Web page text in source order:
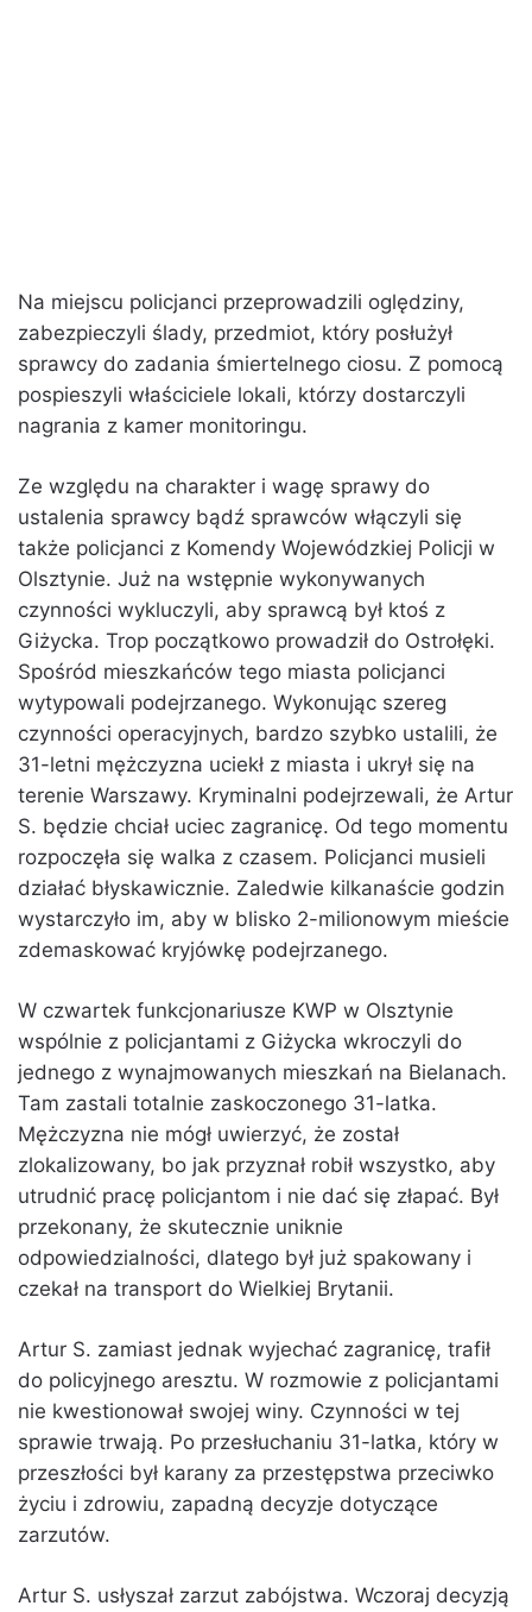
Na miejscu policjanci przeprowadzili oględziny,
zabezpieczyli ślady, przedmiot, który posłużył
sprawcy do zadania śmiertelnego ciosu. Z pomocą
pospieszyli właściciele lokali, którzy dostarczyli
nagrania z kamer monitoringu.
Ze względu na charakter i wagę sprawy do
ustalenia sprawcy bądź sprawców włączyli się
także policjanci z Komendy Wojewódzkiej Policji w
Olsztynie. Już na wstępnie wykonywanych
czynności wykluczyli, aby sprawcą był ktoś z
Giżycka. Trop początkowo prowadził do Ostrołęki.
Spośród mieszkańców tego miasta policjanci
wytypowali podejrzanego. Wykonując szereg
czynności operacyjnych, bardzo szybko ustalili, że
31-letni mężczyzna uciekł z miasta i ukrył się na
terenie Warszawy. Kryminalni podejrzewali, że Artur
S. będzie chciał uciec zagranicę. Od tego momentu
rozpoczęła się walka z czasem. Policjanci musieli
działać błyskawicznie. Zaledwie kilkanaście godzin
wystarczyło im, aby w blisko 2-milionowym mieście
zdemaskować kryjówkę podejrzanego.
W czwartek funkcjonariusze KWP w Olsztynie
wspólnie z policjantami z Giżycka wkroczyli do
jednego z wynajmowanych mieszkań na Bielanach.
Tam zastali totalnie zaskoczonego 31-latka.
Mężczyzna nie mógł uwierzyć, że został
zlokalizowany, bo jak przyznał robił wszystko, aby
utrudnić pracę policjantom i nie dać się złapać. Był
przekonany, że skutecznie uniknie
odpowiedzialności, dlatego był już spakowany i
czekał na transport do Wielkiej Brytanii.
Artur S. zamiast jednak wyjechać zagranicę, trafił
do policyjnego aresztu. W rozmowie z policjantami
nie kwestionował swojej winy. Czynności w tej
sprawie trwają. Po przesłuchaniu 31-latka, który w
przeszłości był karany za przestępstwa przeciwko
życiu i zdrowiu, zapadną decyzje dotyczące
zarzutów.
Artur S. usłyszał zarzut zabójstwa. Wczoraj decyzją